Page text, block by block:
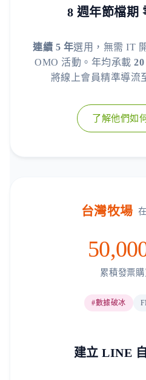
8 週年節檔期
連續 5 年選用，無需 IT
OMO 活動。年均承載
將線上會員精準導流
了解他們如
台灣牧場
累積發票
#數據破冰
建立 LINE